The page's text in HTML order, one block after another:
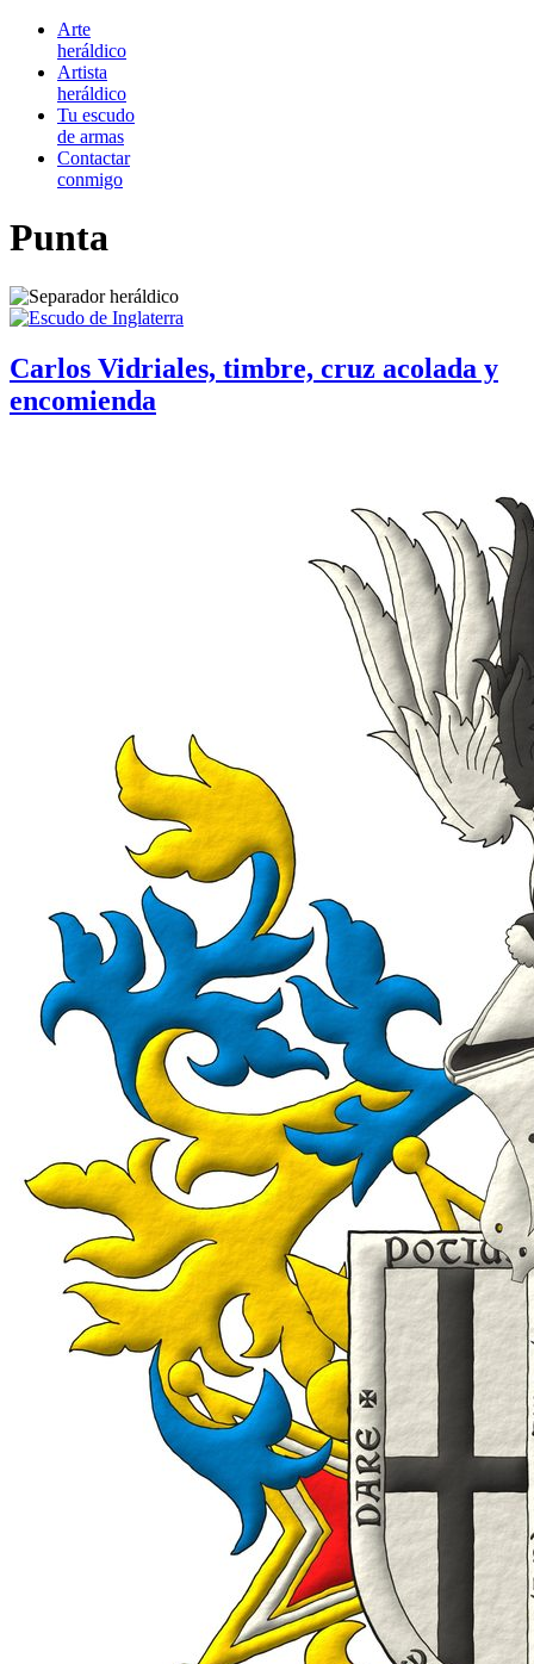
Arte
heráldico
Artista
heráldico
Tu escudo
de armas
Contactar
conmigo
Punta
Carlos Vidriales, timbre, cruz acolada y
encomienda